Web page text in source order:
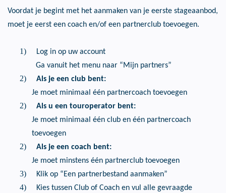
Voordat je begint met het aanmaken van je eerste stageaanbod,
moet je eerst een coach en/of een partnerclub toevoegen.
1)
Log in op uw account
Ga vanuit het menu naar “Mijn partners”
2)
Als je een club bent:
Je moet minimaal één partnercoach toevoegen
2)
Als u een touroperator bent:
Je moet minimaal één club en één partnercoach
toevoegen
2)
Als je een coach bent:
Je moet minstens één partnerclub toevoegen
3) Klik op “Een partnerbestand aanmaken”
4)
Kies tussen Club of Coach en vul alle gevraagde